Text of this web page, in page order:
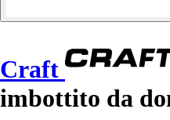
Craft
imbottito da